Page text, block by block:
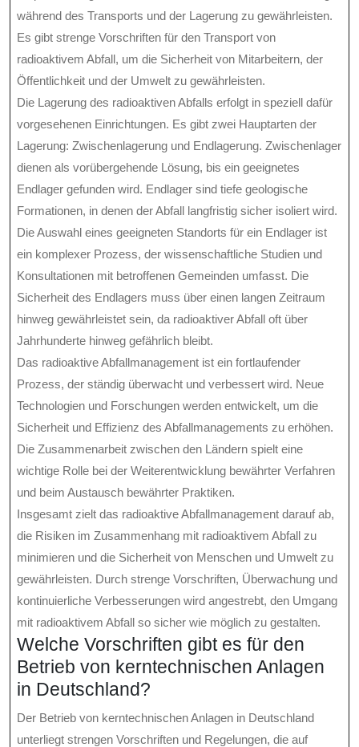
während des Transports und der Lagerung zu gewährleisten.
Es gibt strenge Vorschriften für den Transport von
radioaktivem Abfall, um die Sicherheit von Mitarbeitern, der
Öffentlichkeit und der Umwelt zu gewährleisten.
Die Lagerung des radioaktiven Abfalls erfolgt in speziell dafür
vorgesehenen Einrichtungen. Es gibt zwei Hauptarten der
Lagerung: Zwischenlagerung und Endlagerung. Zwischenlager
dienen als vorübergehende Lösung, bis ein geeignetes
Endlager gefunden wird. Endlager sind tiefe geologische
Formationen, in denen der Abfall langfristig sicher isoliert wird.
Die Auswahl eines geeigneten Standorts für ein Endlager ist
ein komplexer Prozess, der wissenschaftliche Studien und
Konsultationen mit betroffenen Gemeinden umfasst. Die
Sicherheit des Endlagers muss über einen langen Zeitraum
hinweg gewährleistet sein, da radioaktiver Abfall oft über
Jahrhunderte hinweg gefährlich bleibt.
Das radioaktive Abfallmanagement ist ein fortlaufender
Prozess, der ständig überwacht und verbessert wird. Neue
Technologien und Forschungen werden entwickelt, um die
Sicherheit und Effizienz des Abfallmanagements zu erhöhen.
Die Zusammenarbeit zwischen den Ländern spielt eine
wichtige Rolle bei der Weiterentwicklung bewährter Verfahren
und beim Austausch bewährter Praktiken.
Insgesamt zielt das radioaktive Abfallmanagement darauf ab,
die Risiken im Zusammenhang mit radioaktivem Abfall zu
minimieren und die Sicherheit von Menschen und Umwelt zu
gewährleisten. Durch strenge Vorschriften, Überwachung und
kontinuierliche Verbesserungen wird angestrebt, den Umgang
mit radioaktivem Abfall so sicher wie möglich zu gestalten.
Welche Vorschriften gibt es für den
Betrieb von kerntechnischen Anlagen
in Deutschland?
Der Betrieb von kerntechnischen Anlagen in Deutschland
unterliegt strengen Vorschriften und Regelungen, die auf